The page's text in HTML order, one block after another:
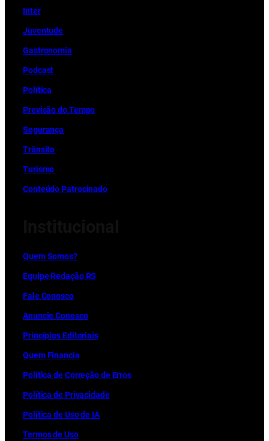
Inter
Juventude
Gastronomia
Podcast
Política
Previsão do Tempo
Segurança
Trânsito
Turismo
Conteúdo Patrocinado
Quem Somos?
Equipe Redação RS
Fale Conosco
Anuncie Conosco
Princípios Editoriais
Quem Financia
Política de Correção de Erros
Política de Privacidade
Política de Uso de IA
Termos de Uso